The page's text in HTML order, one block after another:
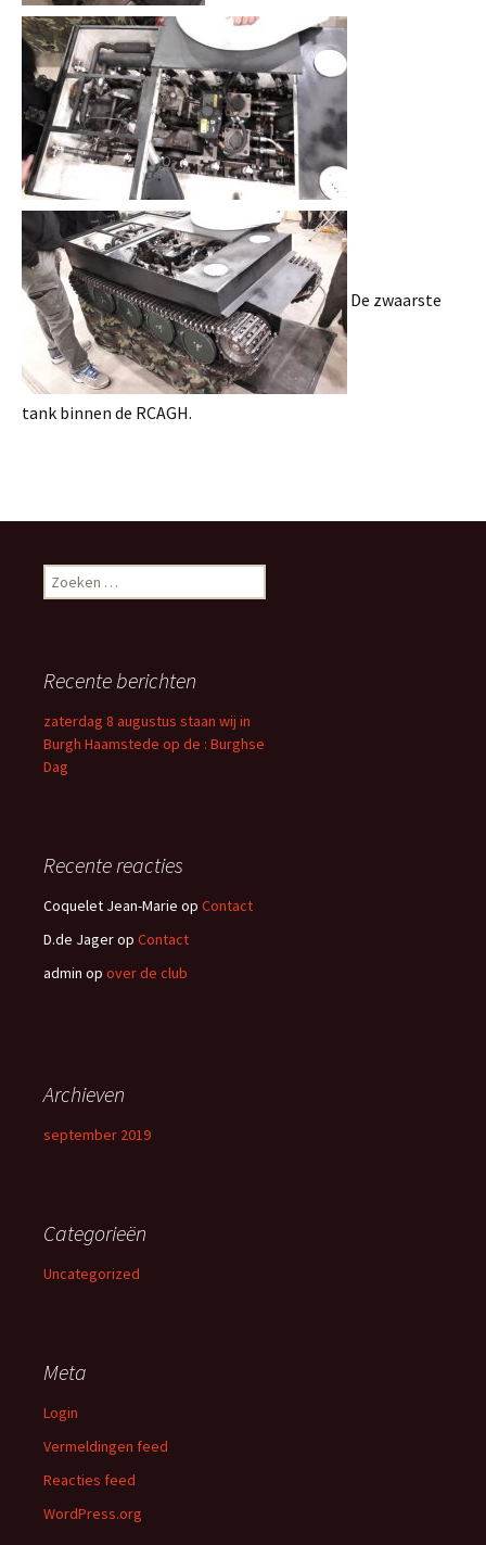
De zwaarste
tank binnen de RCAGH.
Zoeken
naar:
Recente berichten
zaterdag 8 augustus staan wij in
Burgh Haamstede op de : Burghse
Dag
Recente reacties
Coquelet Jean-Marie op Contact
D.de Jagerop Contact
admin op over de club
Archieven
september 2019
Categorieën
Uncategorized
Meta
Login
Vermeldingen feed
Reacties feed
WordPress.org